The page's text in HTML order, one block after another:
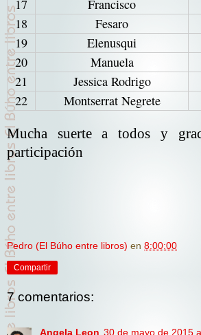
17 Francisco
18
Fesaro
19
Elenusqui
20
Manuela
21
Jessica Rodrigo
22
Montserrat Negrete
Mucha suerte a todos y
participación
Pedro (El Búho entre libros) en 8:00:00
Compartir
7 comentarios:
Angela Leon 30 de mayo de 2015